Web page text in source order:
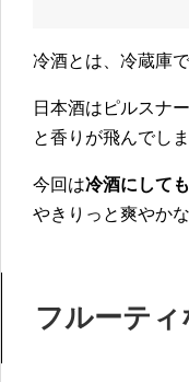
冷酒とは、冷蔵庫
日本酒はピルスナ
と香りが飛んでし
今回は冷酒にして
やきりっと爽やか
フルーテ